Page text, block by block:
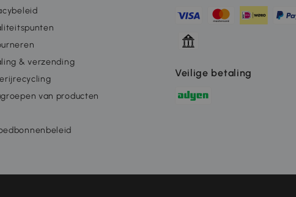
& verzending
van producten
Veilige betaling